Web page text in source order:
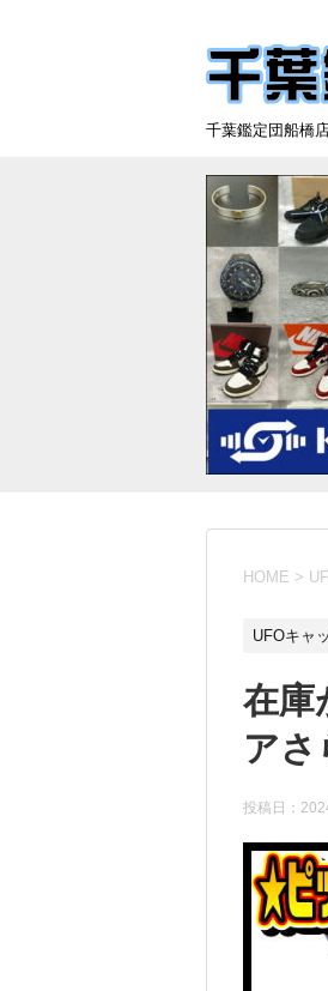
千葉鑑定団船橋
HOME >
UFOキャ
在庫
アさ
投稿日：